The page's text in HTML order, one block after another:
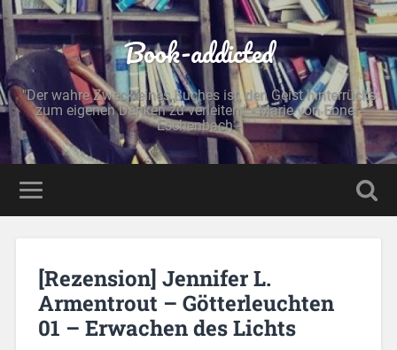
Book-addicted
"Der wahre Zweck eines Buches ist, den Geist hinterrücks
zum eigenen Denken zu verleiten." - Marie von Ebner-
Eschenbach -
[Rezension] Jennifer L.
Armentrout – Götterleuchten
01 – Erwachen des Lichts